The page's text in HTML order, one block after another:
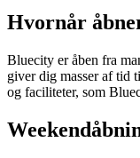
Hvornår
Bluecity er åben fra
giver dig masser af tid
og faciliteter, som